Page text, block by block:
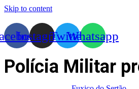
Skip to content
InstagramTwitterWhatsapp
Polícia Militar